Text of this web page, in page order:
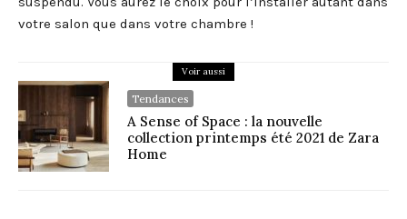
votre salon que dans votre chambre !
Voir aussi
Tendances
A Sense of Space : la nouvelle
collection printemps été 2021 de Zara
Home